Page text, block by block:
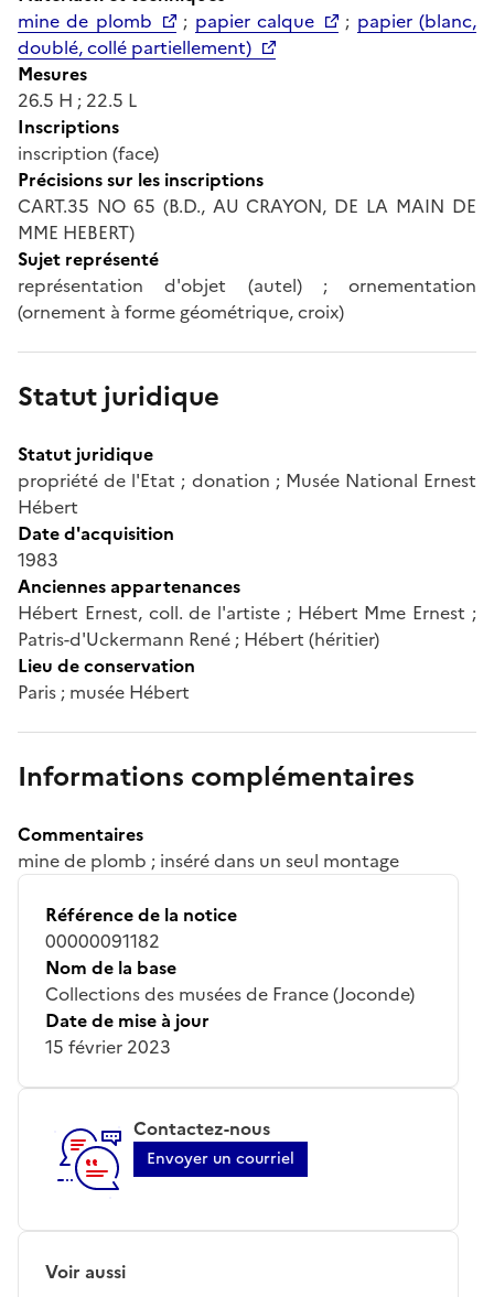
mine de plomb
; papier calque ; papier (blanc,
doublé, collé partiellement)
Mesures
26.5 H ; 22.5 L
Inscriptions
inscription (face)
Précisions sur les inscriptions
CART.35 NO 65 (B.D., AU CRAYON, DE LA MAIN DE
MME HEBERT)
Sujet représenté
représentation d'objet (autel) ; ornementation
(ornement à forme géométrique, croix)
Statut juridique
Statut juridique
propriété de l'Etat ; donation ; Musée National Ernest
Hébert
Date d'acquisition
1983
Anciennes appartenances
Hébert Ernest, coll. de l'artiste ; Hébert Mme Ernest ;
Patris-d'Uckermann René ; Hébert (héritier)
Lieu de conservation
Paris ; musée Hébert
Informations complémentaires
Commentaires
mine de plomb ; inséré dans un seul montage
Référence de la notice
00000091182
Nom de la base
Collections des musées de France (Joconde)
Date de mise à jour
15 février 2023
Contactez-nous
Envoyer un courriel
Voir aussi